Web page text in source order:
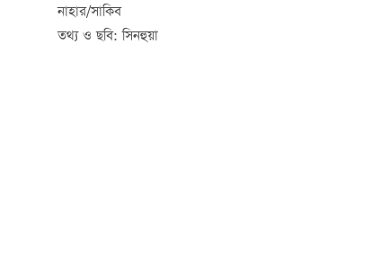
নাহার/সাকিব
তথ্য ও ছবি: সিনহুয়া